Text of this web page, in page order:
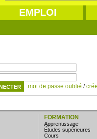
EMPLOI
mot de passe oublié /
FORMATION
apprentissage
études supérieures
cours